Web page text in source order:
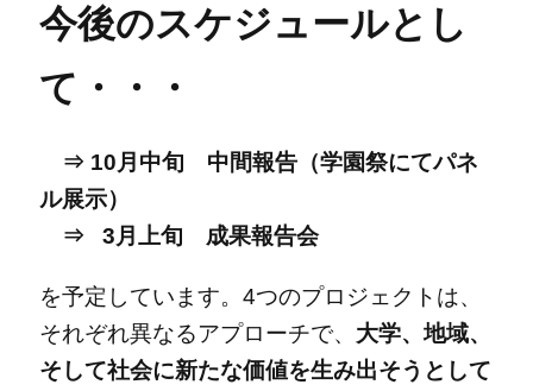
今後のスケジュールとし
て・・・
⇒ 10月中旬 中間報告（学園祭にてパネ
ル展示）
⇒ 3月上旬 成果報告会
を予定しています。4つのプロジェクトは、
それぞれ異なるアプローチで、 大学、地域、
そして社会に新たな価値を生み出そうとして